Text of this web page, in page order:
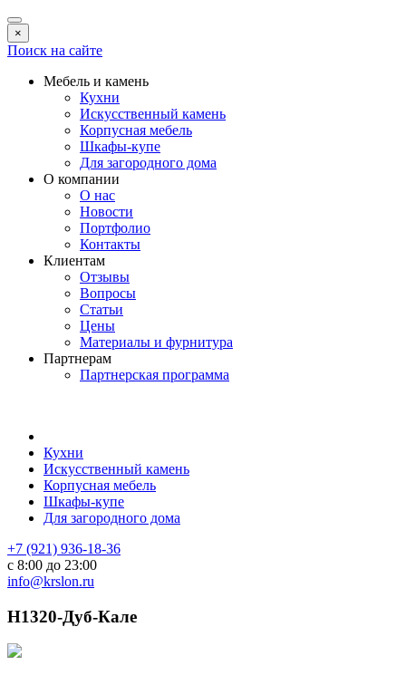
×
Поиск на сайте
Мебель и камень
Кухни
Искусственный камень
Корпусная мебель
Шкафы-купе
Для загородного дома
О компании
О нас
Новости
Портфолио
Контакты
Клиентам
Отзывы
Вопросы
Статьи
Цены
Материалы и фурнитура
Партнерам
Партнерская программа
Кухни
Искусственный камень
Корпусная мебель
Шкафы-купе
Для загородного дома
+7 (921) 936-18-36
с 8:00 до 23:00
info@krslon.ru
H1320-Дуб-Кале